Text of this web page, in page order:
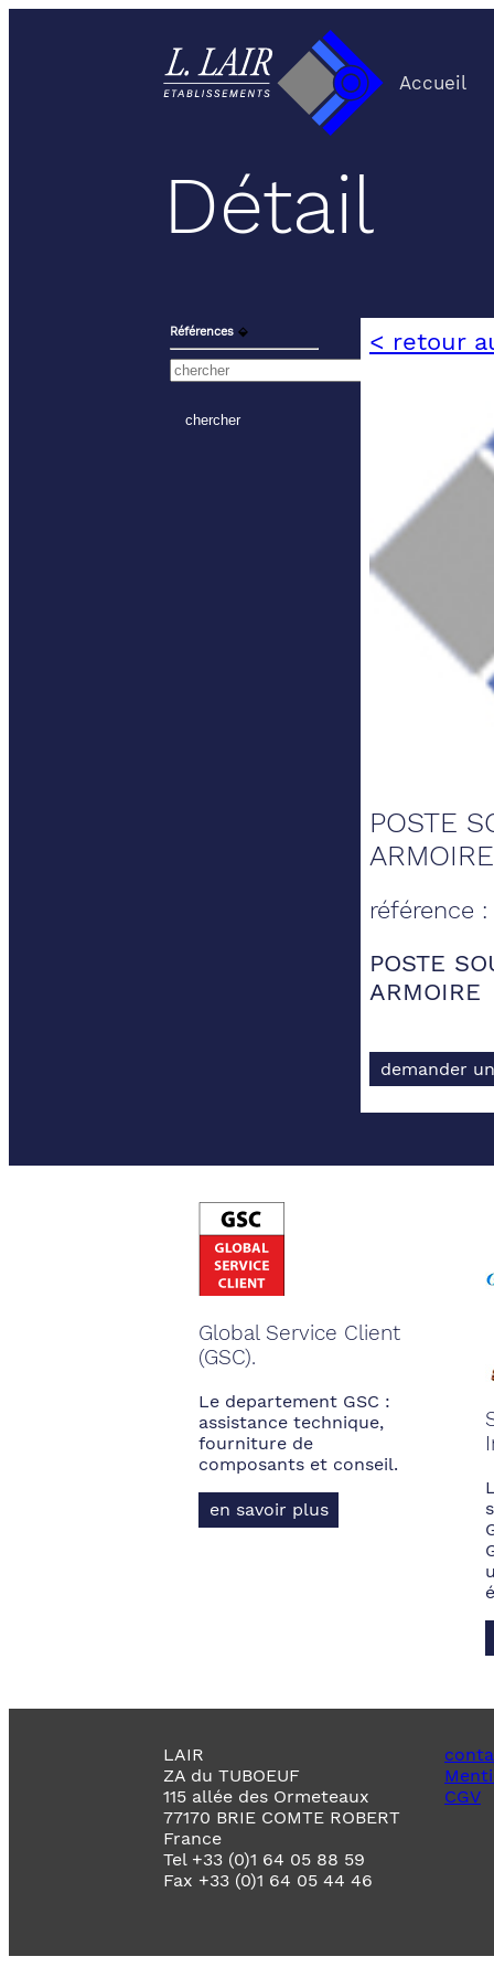
Accueil
Détail
Références ⬙ < retour
POSTE
ARMOIRE
référence
POSTE
ARMOIRE
demander
Global Service Client
(GSC).
Le departement GSC :
assistance technique,
fourniture de
composants et conseil.
en savoir plus
LAIR
ZA du TUBOEUF
115 allée des Ormeteaux
77170 BRIE COMTE ROBERT
France
Tel +33 (0)1 64 05 88 59
Fax +33 (0)1 64 05 44 46
CGV